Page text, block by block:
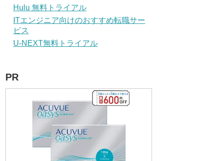
Hulu 無料トライアル
ITエンジニア向けのおすすめ転職サー
ビス
U-NEXT無料トライアル
PR